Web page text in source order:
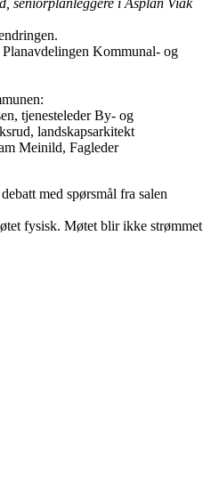
Kommunal- og
tjenesteleder By- og
landskapsarkitekt
Meinild, Fagleder
med spørsmål fra salen
fysisk. Møtet blir ikke strømmet